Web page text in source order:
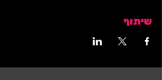
שיתוף